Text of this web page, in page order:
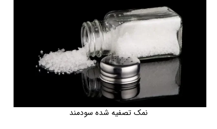
نمک تصفیه شده سودمند